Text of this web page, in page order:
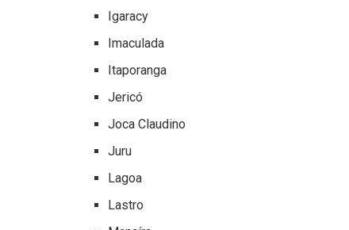
Igaracy
Imaculada
Itaporanga
Jericó
Joca Claudino
Juru
Lagoa
Lastro